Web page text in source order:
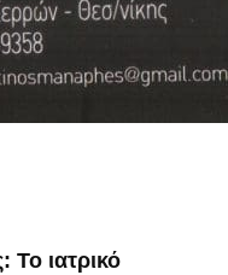
Το ιατρικό